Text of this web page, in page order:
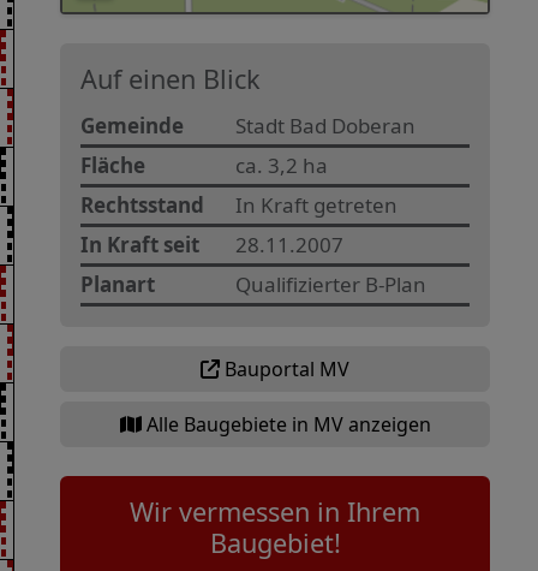
Auf einen Blick
Gemeinde
Stadt Bad Doberan
Fläche
ca. 3,2 ha
Rechtsstand
In Kraft getreten
In Kraft seit
28.11.2007
Planart
Qualifizierter B-Plan
Bauportal MV
Alle Baugebiete in MV anzeigen
Wir vermessen in Ihrem
Baugebiet!